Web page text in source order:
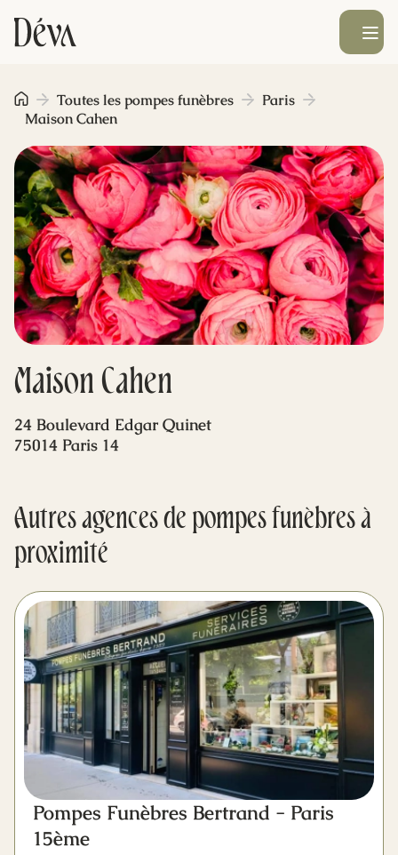
Obsèques
Prévoyance
Monument funéraire
Livraison de fleurs
Blog
Ouvrir le
Maison Cahen
Toutes les pompes funèbres
Paris
Maison Cahen
24 Boulevard Edgar Quinet
75014 Paris 14
Autres agences de pompes funèbres à
proximité
Pompes Funèbres Bertrand - Paris
15ème